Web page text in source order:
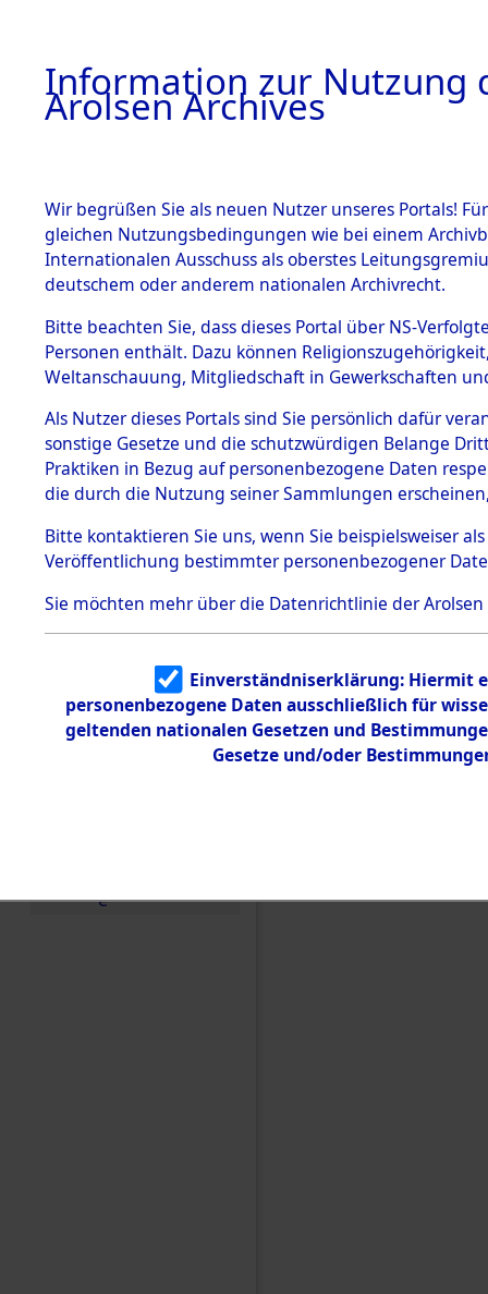
BILD
BESTÄNDE
1.
mente
5. Verschiedenes
5.3
Todesmärsche
5.3.1 Alliierte
Erhebungen
zu
Todesmärsch
en
5.3.2
Identifizierun
5.3.3
Todesmärsch
e
Kreis Grafschaft
0009 (101100855)
Einen Kommentar
0009 (101100855)
Information zur Nutzung
Arolsen Archives
Wir begrüßen Sie als neuen Nutzer unseres Portals!
gleichen Nutzungsbedingungen wie bei einem
Internationalen Ausschuss als oberstes
deutschem oder anderem nationalen Archivrecht.
Bitte beachten Sie, dass dieses Portal über NS-
Personen enthält. Dazu können
Weltanschauung, Mitgliedschaft in Gewerkschaften
Als Nutzer dieses Portals sind Sie persönlich dafür
sonstige Gesetze und die schutzwürdigen Belange
Praktiken in Bezug auf personenbezogene Daten
die durch die Nutzung seiner Sammlungen
Bitte kontaktieren Sie uns, wenn Sie beispielsweiser
Veröffentlichung bestimmter personenbezogener
Sie möchten mehr über die Datenrichtlinie der Arolsen
Einverständniserklärung: Hiermit
personenbezogene Daten ausschließlich für
geltenden nationalen Gesetzen und
Gesetze und/oder